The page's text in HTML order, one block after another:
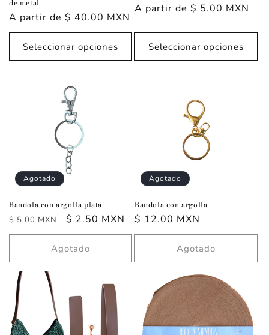
de metal
Precio
habitual
A partir de $ 40.00 MXN
Seleccionar opciones
Precio
A partir de $ 5.00 MXN
Seleccionar opciones
Agotado
Bandola con argolla plata
Precio
habitual
$ 5.00 MXN
Precio
de
oferta
$ 2.50 MXN
Agotado
Agotado
Bandola con argolla
Precio
habitual
$ 12.00 MXN
Agotado